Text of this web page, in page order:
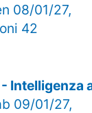
08/01/27,
42
Intelligenza
09/01/27,